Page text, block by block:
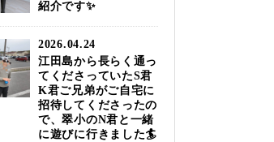
紹介です✨
2026.04.24
江田島から長らく通っ
てくださっていたS君
K君ご兄弟がご自宅に
招待してくださったの
で、翠小のN君と一緒
に遊びに行きました🏄️